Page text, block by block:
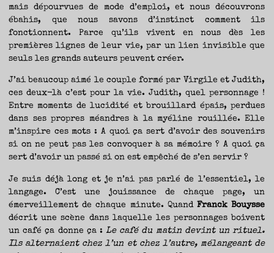
mais dépourvues de mode d’emploi, et nous découvrons
ébahis, que nous savons d’instinct comment ils
fonctionnent. Parce qu’ils vivent en nous dès les
premières lignes de leur vie, par un lien invisible que
seuls les grands auteurs peuvent créer.
J’ai beaucoup aimé le couple formé par Virgile et Judith,
ces deux-là c’est pour la vie. Judith, quel personnage !
Entre moments de lucidité et brouillard épais, perdues
dans ses propres méandres à la myéline rouillée. Elle
m’inspire ces mots : A quoi ça sert d’avoir des souvenirs
si on ne peut pas les convoquer à sa mémoire ? A quoi ça
sert d’avoir un passé si on est empêché de s’en servir ?
Je suis déjà long et je n’ai pas parlé de l’essentiel, le
langage. C’est une jouissance de chaque page, un
émerveillement de chaque minute. QuandFranck Bouysse
décrit une scène dans laquelle les personnages boivent
un café ça donne ça : Le café du matin devint un rituel.
Ils alternaient chez l’un et chez l’autre, mélangeant de